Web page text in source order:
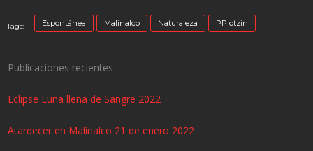
Tags: Espontánea Malinalco Naturaleza PPlotzin
Publicaciones recientes
Eclipse Luna llena de Sangre 2022
Atardecer en Malinalco 21 de enero 2022